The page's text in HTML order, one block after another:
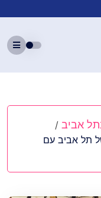
אביב /
תל אביב עם